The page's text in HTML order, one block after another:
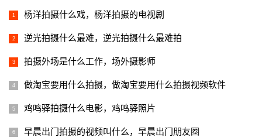
杨洋拍摄什么戏，杨洋拍摄的电视剧
逆光拍摄什么最难，逆光拍摄什么最难拍
拍摄外场是什么工作，场外摄影师
做淘宝要用什么拍摄，做淘宝要用什么拍摄视频软件
鸡鸣驿拍摄什么电影，鸡鸣驿照片
早晨出门拍摄的视频叫什么，早晨出门朋友圈